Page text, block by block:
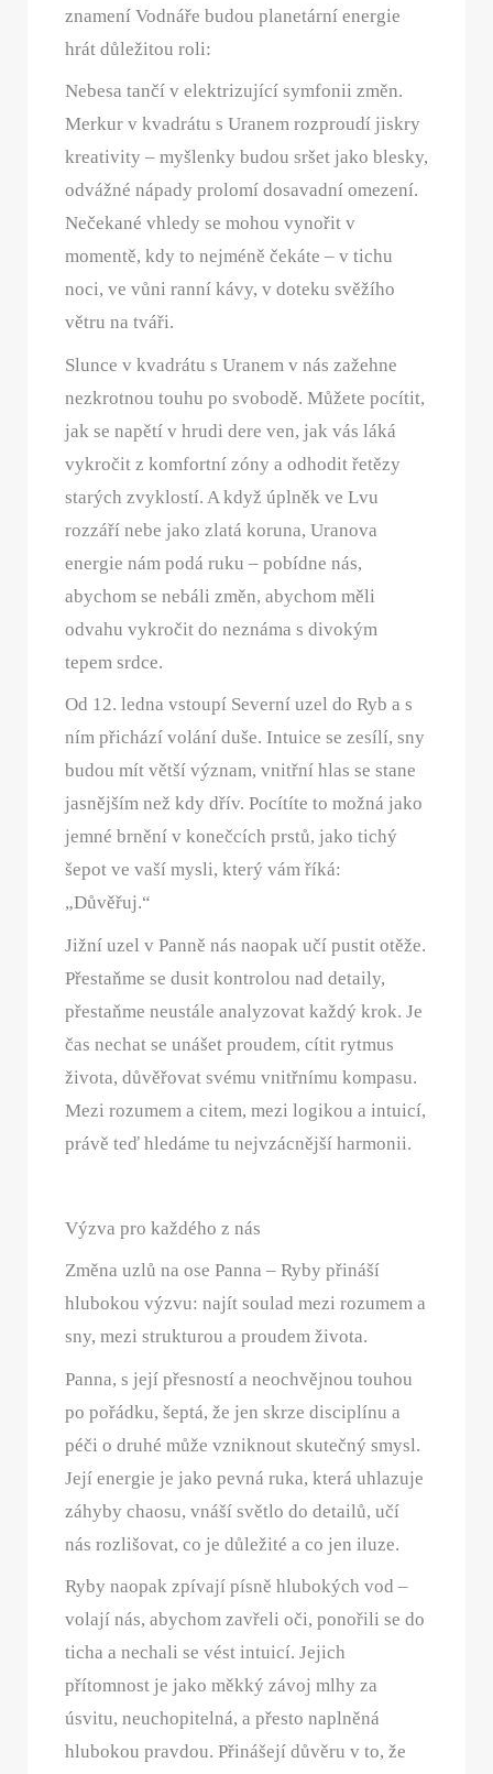
znamení Vodnáře budou planetární energie
hrát důležitou roli:
Nebesa tančí v elektrizující symfonii změn.
Merkur v kvadrátu s Uranem rozproudí jiskry
kreativity – myšlenky budou sršet jako blesky,
odvážné nápady prolomí dosavadní omezení.
Nečekané vhledy se mohou vynořit v
momentě, kdy to nejméně čekáte – v tichu
noci, ve vůni ranní kávy, v doteku svěžího
větru na tváři.
Slunce v kvadrátu s Uranem v nás zažehne
nezkrotnou touhu po svobodě. Můžete pocítit,
jak se napětí v hrudi dere ven, jak vás láká
vykročit z komfortní zóny a odhodit řetězy
starých zvyklostí. A když úplněk ve Lvu
rozzáří nebe jako zlatá koruna, Uranova
energie nám podá ruku – pobídne nás,
abychom se nebáli změn, abychom měli
odvahu vykročit do neznáma s divokým
tepem srdce.
Od 12. ledna vstoupí Severní uzel do Ryb a s
ním přichází volání duše. Intuice se zesílí, sny
budou mít větší význam, vnitřní hlas se stane
jasnějším než kdy dřív. Pocítíte to možná jako
jemné brnění v konečcích prstů, jako tichý
šepot ve vaší mysli, který vám říká:
„Důvěřuj.“
Jižní uzel v Panně nás naopak učí pustit otěže.
Přestaňme se dusit kontrolou nad detaily,
přestaňme neustále analyzovat každý krok. Je
čas nechat se unášet proudem, cítit rytmus
života, důvěřovat svému vnitřnímu kompasu.
Mezi rozumem a citem, mezi logikou a intuicí,
právě teď hledáme tu nejvzácnější harmonii.
Výzva pro každého z nás
Změna uzlů na ose Panna – Ryby přináší
hlubokou výzvu: najít soulad mezi rozumem a
sny, mezi strukturou a proudem života.
Panna, s její přesností a neochvějnou touhou
po pořádku, šeptá, že jen skrze disciplínu a
péči o druhé může vzniknout skutečný smysl.
Její energie je jako pevná ruka, která uhlazuje
záhyby chaosu, vnáší světlo do detailů, učí
nás rozlišovat, co je důležité a co jen iluze.
Ryby naopak zpívají písně hlubokých vod –
volají nás, abychom zavřeli oči, ponořili se do
ticha a nechali se vést intuicí. Jejich
přítomnost je jako měkký závoj mlhy za
úsvitu, neuchopitelná, a přesto naplněná
hlubokou pravdou. Přinášejí důvěru v to, že